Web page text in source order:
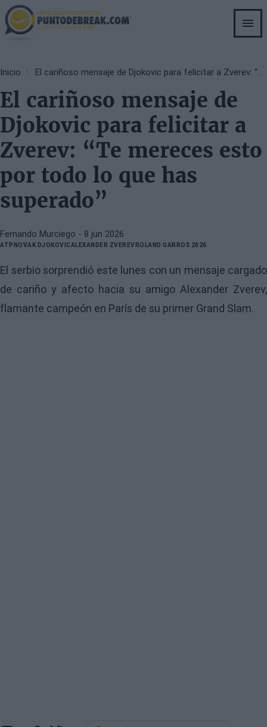
Skip
to
main
Breadcrumb
Inicio El cariñoso mensaje de Djokovic para felicitar a Zverev: “Te mereces esto por todo lo que has superado”
El cariñoso mensaje de
Djokovic para felicitar a
Zverev: “Te mereces esto
por todo lo que has
superado”
Fernando Murciego - 8 jun 2026
ATP NOVAK DJOKOVICALEXANDER ZVEREV ROLAND GARROS 2026
El serbio sorprendió este lunes con un mensaje cargado
de cariño y afecto hacia su amigo Alexander Zverev,
flamante campeón en París de su primer Grand Slam.